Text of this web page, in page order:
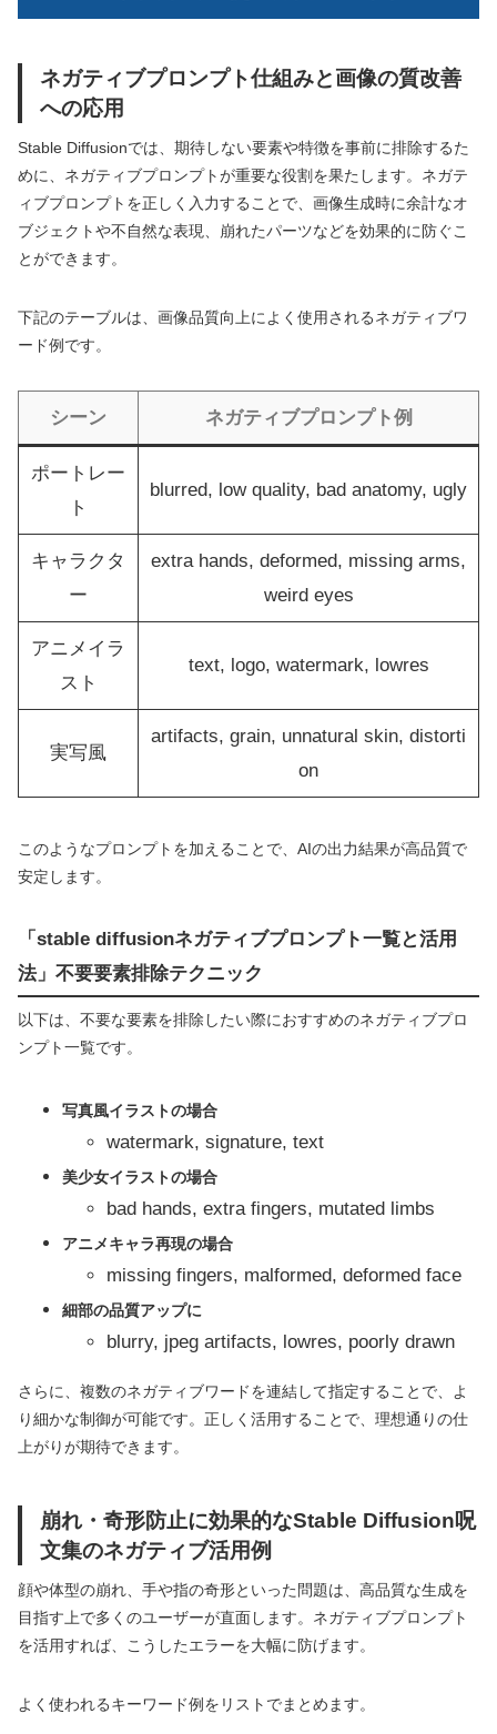
ネガティブプロンプト仕組みと画像の質改善
への応用
Stable Diffusionでは、期待しない要素や特徴を事前に排除するた
めに、ネガティブプロンプトが重要な役割を果たします。ネガテ
ィブプロンプトを正しく入力することで、画像生成時に余計なオ
ブジェクトや不自然な表現、崩れたパーツなどを効果的に防ぐこ
とができます。
下記のテーブルは、画像品質向上によく使用されるネガティブワ
ード例です。
シーン ネガティブプロンプト例
ポートレー
ト
blurred, low quality, bad anatomy, ugly
キャラクタ
ー
extra hands, deformed, missing arms,
weird eyes
アニメイラ
スト
text, logo, watermark, lowres
実写風
artifacts, grain, unnatural skin, distorti
on
このようなプロンプトを加えることで、AIの出力結果が高品質で
安定します。
「stable diffusionネガティブプロンプト一覧と活用
法」不要要素排除テクニック
以下は、不要な要素を排除したい際におすすめのネガティブプロ
ンプト一覧です。
写真風イラストの場合
watermark, signature, text
美少女イラストの場合
bad hands, extra fingers, mutated limbs
アニメキャラ再現の場合
missing fingers, malformed, deformed face
細部の品質アップに
blurry, jpeg artifacts, lowres, poorly drawn
さらに、複数のネガティブワードを連結して指定することで、よ
り細かな制御が可能です。正しく活用することで、理想通りの仕
上がりが期待できます。
崩れ・奇形防止に効果的なStable Diffusion呪
文集のネガティブ活用例
顔や体型の崩れ、手や指の奇形といった問題は、高品質な生成を
目指す上で多くのユーザーが直面します。ネガティブプロンプト
を活用すれば、こうしたエラーを大幅に防げます。
よく使われるキーワード例をリストでまとめます。